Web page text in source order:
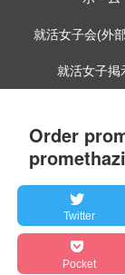
就活女子会(外
就活女子掲
Order
Twitter
Pocket